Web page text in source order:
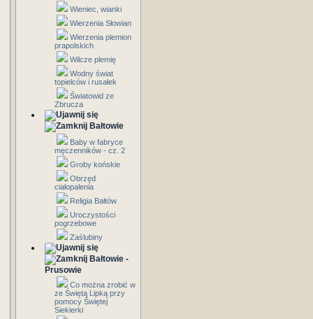
Wieniec, wianki
Wierzenia Słowian
Wierzenia plemion
prapolskich
Wilcze plemię
Wodny świat
topielców i rusałek
Światowid ze
Zbrucza
Bałtowie
Baby w fabryce
męczenników - cz. 2
Groby końskie
Obrzęd
ciałopalenia
Religia Bałtów
Uroczystości
pogrzebowe
Zaślubiny
Bałtowie -
Prusowie
Co można zrobić w
ze Świętą Lipką przy
pomocy Świętej
Siekierki